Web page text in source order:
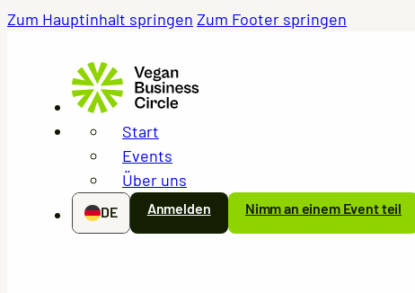
Zum Hauptinhalt springen Zum Footer springen
Start
Events
Über uns
DE Anmelden Nimm an einem Event teil